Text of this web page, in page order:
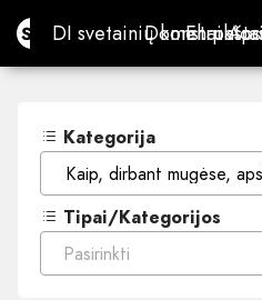
Site.proDI svetainių
DI svetainiųDomenai
Domenai
El.
El.
Kategorija
Kaip, dirbant mugėse,
Tipai/Kategorijos
Pasirinkti